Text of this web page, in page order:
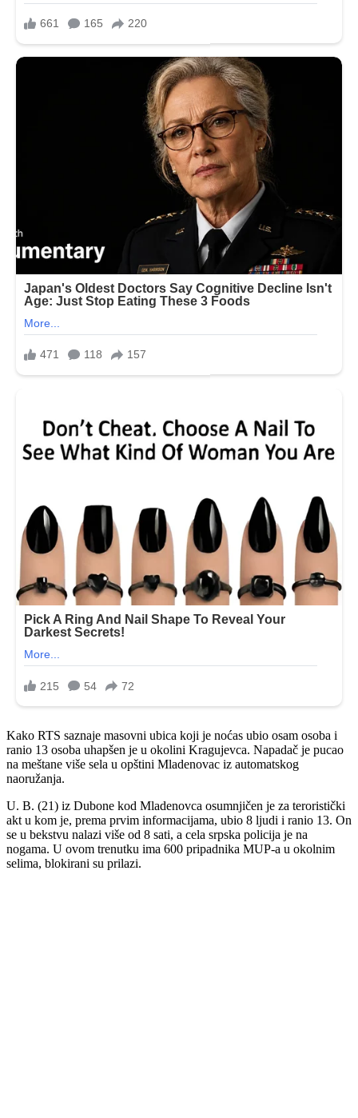
Kako RTS saznaje masovni ubica koji je noćas ubio osam osoba i
ranio 13 osoba uhapšen je u okolini Kragujevca. Napadač je pucao
na meštane više sela u opštini Mladenovac iz automatskog
naoružanja.
U. B. (21) iz Dubone kod Mladenovca osumnjičen je za teroristički
akt u kom je, prema prvim informacijama, ubio 8 ljudi i ranio 13. On
se u bekstvu nalazi više od 8 sati, a cela srpska policija je na
nogama. U ovom trenutku ima 600 pripadnika MUP-a u okolnim
selima, blokirani su prilazi.